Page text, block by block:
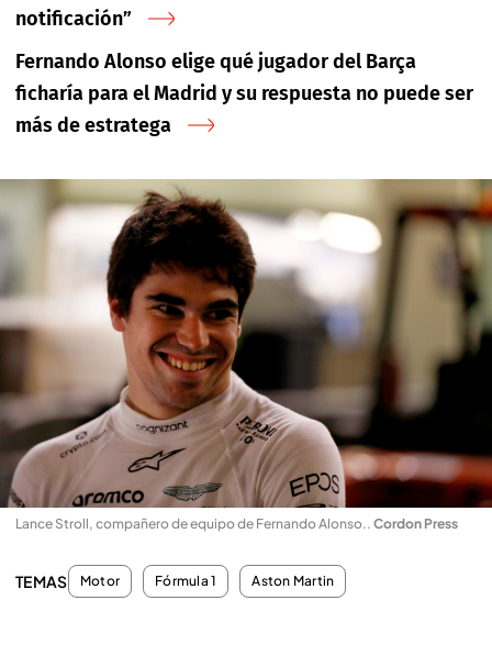
notificación”
Fernando Alonso elige qué jugador del Barça
ficharía para el Madrid y su respuesta no puede ser
más de estratega
Lance Stroll, compañero de equipo de Fernando Alonso.. Cordon Press
TEMAS Motor Fórmula 1 Aston Martin